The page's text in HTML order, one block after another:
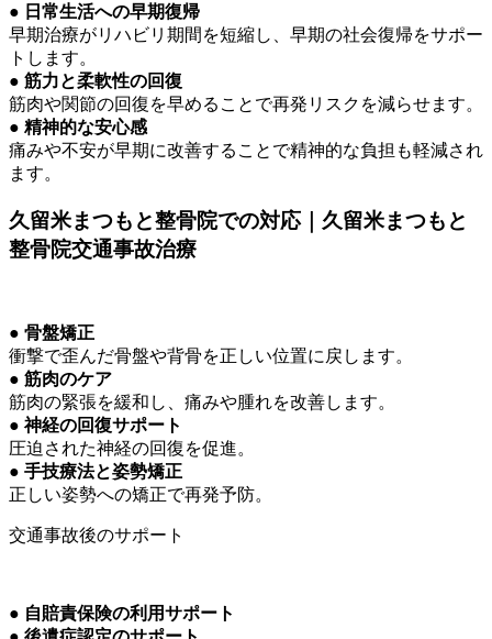
● 日常生活への早期復帰
早期治療がリハビリ期間を短縮し、早期の社会復帰をサポー
トします。
● 筋力と柔軟性の回復
筋肉や関節の回復を早めることで再発リスクを減らせます。
● 精神的な安心感
痛みや不安が早期に改善することで精神的な負担も軽減され
ます。
久留米まつもと整骨院での対応｜久留米まつもと
整骨院交通事故治療
● 骨盤矯正
衝撃で歪んだ骨盤や背骨を正しい位置に戻します。
● 筋肉のケア
筋肉の緊張を緩和し、痛みや腫れを改善します。
● 神経の回復サポート
圧迫された神経の回復を促進。
● 手技療法と姿勢矯正
正しい姿勢への矯正で再発予防。
交通事故後のサポート
● 自賠責保険の利用サポート